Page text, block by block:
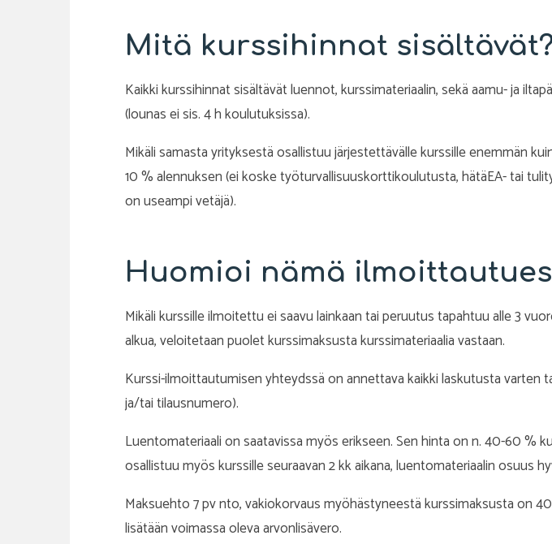
Mitä kurssihinnat
Kaikki kurssihinnat sisältävät luennot, kurssimateriaalin, sekä aamu- ja
(lounas ei sis. 4 h koulutuksissa).
Mikäli samasta yrityksestä osallistuu järjestettävälle kurssille enemmän
10 % alennuksen (ei koske työturvallisuuskorttikoulutusta, hätäEA- tai
on useampi vetäjä).
Huomioi nämä
Mikäli kurssille ilmoitettu ei saavu lainkaan tai peruutus tapahtuu alle 3
alkua, veloitetaan puolet kurssimaksusta kurssimateriaalia vastaan.
Kurssi-ilmoittautumisen yhteydssä on annettava kaikki laskutusta varten
ja/tai tilausnumero).
Luentomateriaali on saatavissa myös erikseen. Sen hinta on n. 40-60 %
osallistuu myös kurssille seuraavan 2 kk aikana, luentomateriaalin osuus
Maksuehto 7 pv nto, vakiokorvaus myöhästyneestä kurssimaksusta on
lisätään voimassa oleva arvonlisävero.